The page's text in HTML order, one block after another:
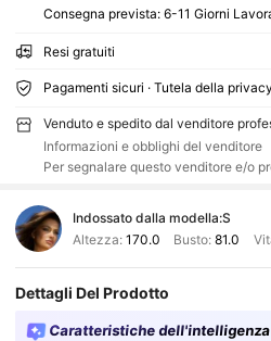
Consegna prevista: 6-11 Giorni
Resi gratuiti
Pagamenti sicuri · Tutela della privacy
Venduto e spedito dal venditore
Informazioni e obblighi del venditore
Per segnalare questo venditore e/o
Indossato dalla modella:S
Altezza: 170.0 Busto:81.0
Dettagli Del Prodotto
Caratteristiche